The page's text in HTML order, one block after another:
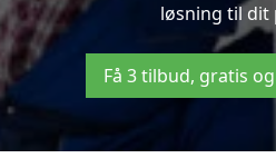
løsning til dit
Få 3 tilbud, gratis